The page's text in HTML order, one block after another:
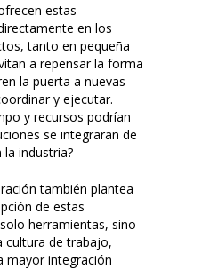
estas
en los
tanto en pequeña
a repensar la forma
la puerta a nuevas
y ejecutar.
y recursos podrían
se integraran de
industria?
también plantea
de estas
herramientas, sino
cultura de trabajo,
mayor integración